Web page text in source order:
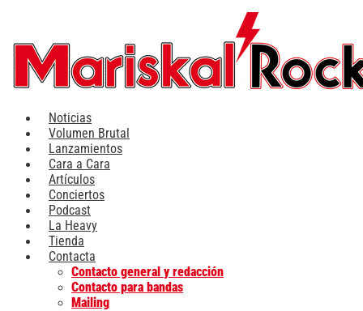
contenido
Noticias
Volumen Brutal
Lanzamientos
Cara a Cara
Artículos
Conciertos
Podcast
La Heavy
Tienda
Contacta
Contacto general y redacción
Contacto para bandas
Mailing